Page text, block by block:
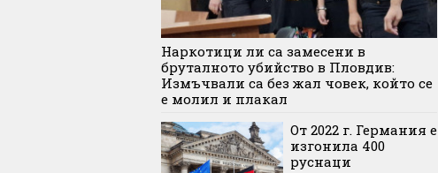
Наркотици ли са замесени в
бруталното убийство в Пловдив:
Измъчвали са без жал човек, който се
е молил и плакал
От 2022 г. Германия е
изгонила 400
руснаци